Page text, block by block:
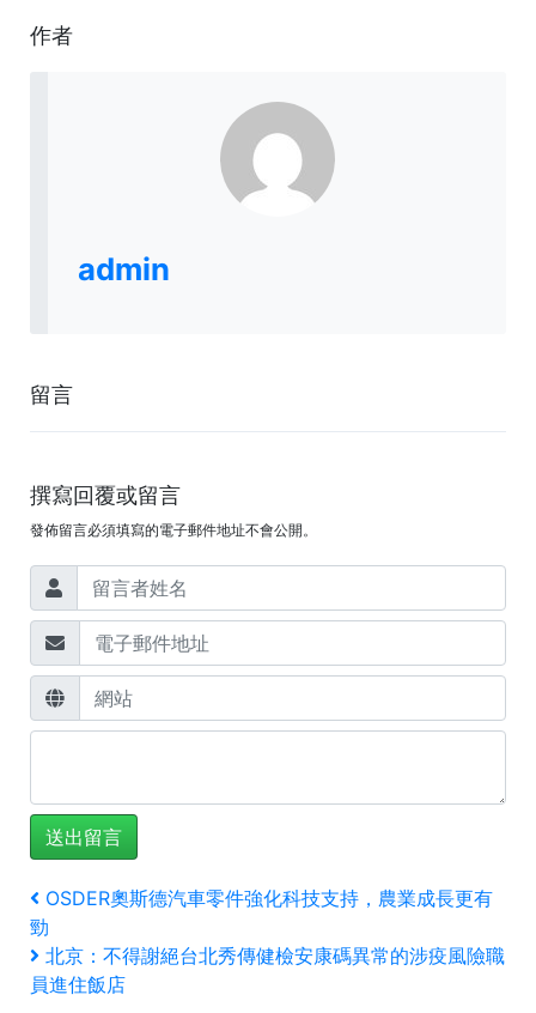
作者
admin
留言
撰寫回覆或留言
發佈留言必須填寫的電子郵件地址不會公開。
文
章
導
上
一
篇
文
OSDER奧斯德汽車零件強化科技支持，農業成長更有
勁
下
一
北京：不得謝絕台北秀傳健檢安康碼異常的涉疫風險職
員進住飯店